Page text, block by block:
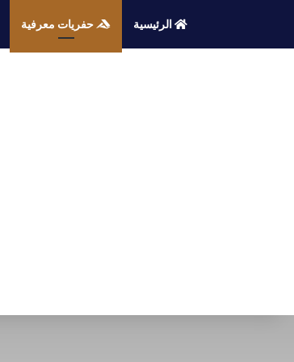
الرئيسية حفريات معرفية